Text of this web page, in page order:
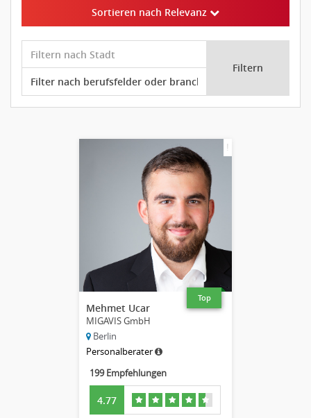
Sortieren nach Relevanz
Filtern
!
Top
Mehmet Ucar
MIGAVIS GmbH
Berlin
Personalberater
199 Empfehlungen
4.77